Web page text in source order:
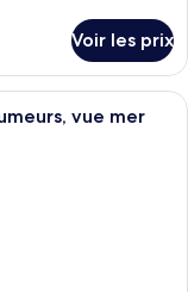
Voir les prix
d’hôtel moderne
vue mer